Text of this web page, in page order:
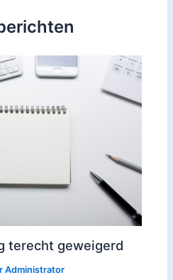
terecht geweigerd
Administrator